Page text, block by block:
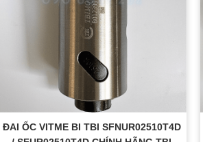
ĐAI ỐC VITME BI TBI SFNUR02510T4D